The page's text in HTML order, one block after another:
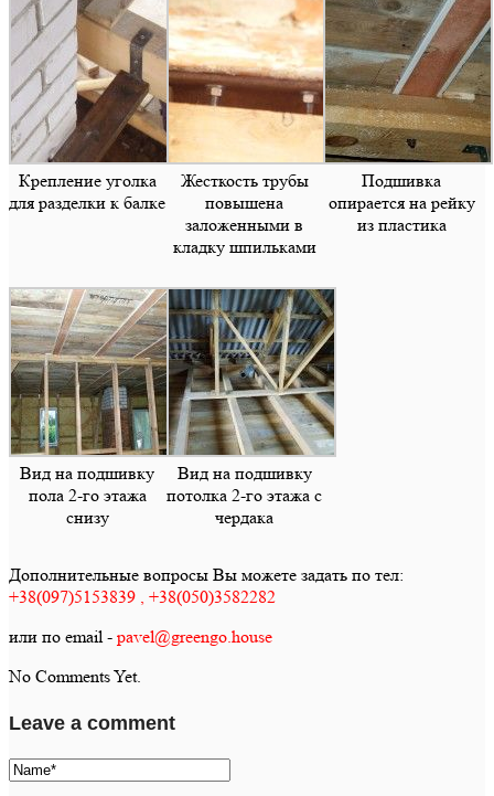
Крепление уголка
для разделки к балке
Жесткость трубы
повышена
заложенными в
кладку шпильками
Подшивка
опирается на рейку
из пластика
Вид на подшивку
пола 2-го этажа
снизу
Вид на подшивку
потолка 2-го этажа с
чердака
Дополнительные вопросы Вы можете задать по тел:
+38(097)5153839 , +38(050)3582282
или по email - pavel@greengo.house
No Comments Yet.
Leave a comment